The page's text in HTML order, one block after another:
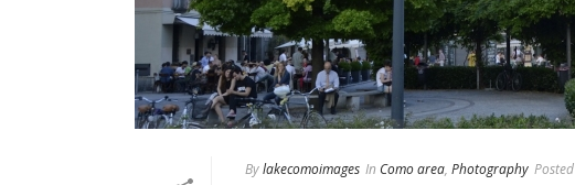
Bylakecomoimages In Como area, Photography Posted